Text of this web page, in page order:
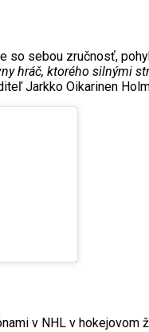
so sebou zručnosť,
hráč, ktorého silnými
Jarkko Oikarinen
v NHL v